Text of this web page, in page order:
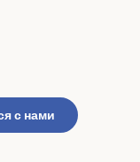
с нами